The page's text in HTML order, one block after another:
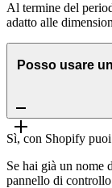
Al termine del
adatto alle
Posso usare
Sì, con Shopify
Se hai già un nome
pannello di